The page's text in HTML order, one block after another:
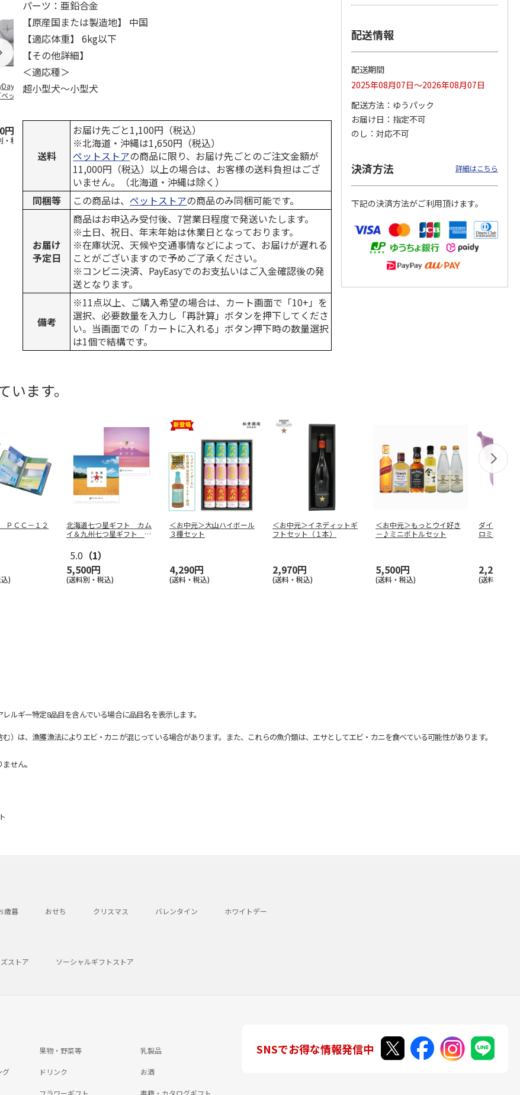
2wayド
ッド グレ
円
税込)
獣医師開発 ニオイ
をとる砂専用 猫ト
1,550円
(送料別・税込)
1,320円
(送料別・税込) (送料別・税込)
ペット線香 虹のか
ローラルの香り
590円
(送料別・税込)
CIAO 香り立つクラ
パーツ：亜鉛合金
【原産国または製造地】 中国
【適応体重】 6kg以下
【その他詳細】
＜適応種＞
超小型犬～小型犬
送料
お届け先ごと1,100円（税込）
※北海道・沖縄は1,650円（税込）
ペットストアの商品に限り、お届け先ごとのご注文金額が
11,000円（税込）以上の場合は、お客様の送料負担はござ
いません。（北海道・沖縄は除く）
同梱等
この商品は、ペットストアの商品のみ同梱可能です。
お届け
予定日
商品はお申込み受付後、7営業日程度で発送いたします。
※土日、祝日、年末年始は休業日となっております。
※在庫状況、天候や交通事情などによって、お届けが遅れる
ことがございますので予めご了承ください。
※コンビニ決済、PayEasyでのお支払いはご入金確認後の発
送となります。
備考
※11点以上、ご購入希望の場合は、カート画面で「10+」を
選択、必要数量を入力し「再計算」ボタンを押下してくださ
い。当画面での「カートに入れる」ボタン押下時の数量選択
は1個で結構です。
配送情報
配送期間
2025年08月07日～2026年08月07日
配送方法
ゆうパック
お届け日
指定不可
のし
対応不可
決済方法 詳細はこちら
下記の決済方法がご利用頂けます。
ます。
ＣＣ－１２
)
北海道七つ星ギフト カム
イ＆九州七つ星ギフト ひ
だまり
5.0 （1）
5,500円
(送料別・税込)
＜お中元＞大山ハイボール
３種セット
4,290円
(送料・税込)
＜お中元＞イネディットギ
フトセット（１本）
2,970円
(送料・税込)
＜お中元＞もっとウイ好き
－♪ミニボトルセット
5,500円
(送料・税込)
ダイカット
ロミ ふにゅ
2,200円
(送料別・税
ルギー特定8品目を含んでいる場合に品目名を表示します。
は、漁獲漁法によりエビ・カニが混じっている場合があります。また、これらの魚介類は、エサとしてエビ・カニを食べている可能性があります。
せん。
歳暮 おせち クリスマス バレンタイン ホワイトデー
ストア ソーシャルギフトストア
果物・野菜等 乳製品
グ ドリンク お酒
フラワーギフト 書籍・カタログギフト
SNSでお得な情報発信中